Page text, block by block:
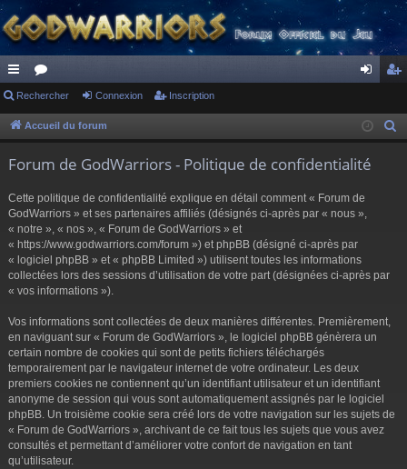
ac
co
s
or
u ne cri
Rechercher Connexion Inscription
Accueil du forum
Forum de GodWarriors - Politique de confidentialité
Cette politique de confidentialité explique en détail comment « Forum de
GodWarriors » et ses partenaires affiliés (désignés ci-après par « nous »,
« notre », « nos », « Forum de GodWarriors » et
« https://www.godwarriors.com/forum ») et phpBB (désigné ci-après par
« logiciel phpBB » et « phpBB Limited ») utilisent toutes les informations
collectées lors des sessions d’utilisation de votre part (désignées ci-après par
« vos informations »).
Vos informations sont collectées de deux manières différentes. Premièrement,
en naviguant sur « Forum de GodWarriors », le logiciel phpBB génèrera un
certain nombre de cookies qui sont de petits fichiers téléchargés
temporairement par le navigateur internet de votre ordinateur. Les deux
premiers cookies ne contiennent qu’un identifiant utilisateur et un identifiant
anonyme de session qui vous sont automatiquement assignés par le logiciel
phpBB. Un troisième cookie sera créé lors de votre navigation sur les sujets de
« Forum de GodWarriors », archivant de ce fait tous les sujets que vous avez
consultés et permettant d’améliorer votre confort de navigation en tant
qu’utilisateur.